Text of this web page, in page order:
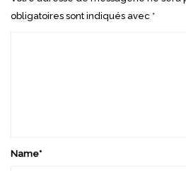
obligatoires sont indiqués avec *
Name*